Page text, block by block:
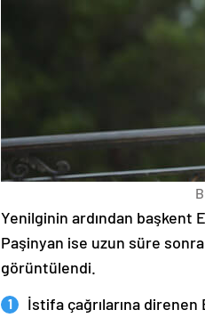
Yenilginin ardından başkent
Paşinyan ise uzun süre
görüntülendi.
İstifa çağrılarına direnen